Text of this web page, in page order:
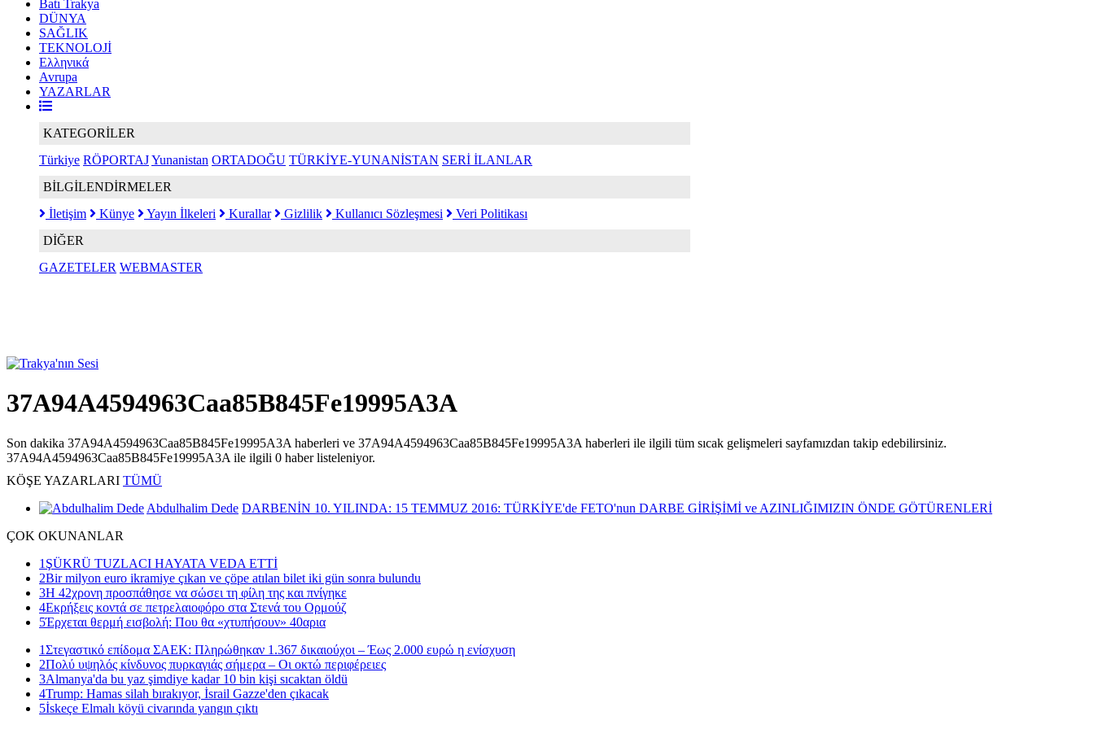
Batı Trakya
DÜNYA
SAĞLIK
TEKNOLOJİ
Ελληνικά
Avrupa
YAZARLAR
KATEGORİLER
Türkiye RÖPORTAJYunanistan ORTADOĞU TÜRKİYE-YUNANİSTAN SERİ İLANLAR
BİLGİLENDİRMELER
İletişim
Künye Yayın İlkeleri Kurallar Gizlilik Kullanıcı Sözleşmesi
Veri Politikası
DİĞER
GAZETELER WEBMASTER
37A94A4594963Caa85B845Fe19995A3A
Son dakika 37A94A4594963Caa85B845Fe19995A3A haberleri ve 37A94A4594963Caa85B845Fe19995A3A haberleri ile ilgili tüm sıcak gelişmeleri sayfamızdan takip edebilirsiniz.
37A94A4594963Caa85B845Fe19995A3A ile ilgili 0 haber listeleniyor.
KÖŞE YAZARLARI TÜMÜ
Abdulhalim Dede DARBENİN 10. YILINDA: 15 TEMMUZ 2016: TÜRKİYE'de FETO'nun DARBE GİRİŞİMİ ve AZINLIĞIMIZIN ÖNDE GÖTÜRENLERİ
ÇOK OKUNANLAR
1 ŞÜKRÜ TUZLACI HAYATA VEDA ETTİ
2Bir milyon euro ikramiye çıkan ve çöpe atılan bilet iki gün sonra bulundu
3Η 42χρονη προσπάθησε να σώσει τη φίλη της και πνίγηκε
4Εκρήξεις κοντά σε πετρελαιοφόρο στα Στενά του Ορμούζ
5Έρχεται θερμή εισβολή: Που θα «χτυπήσουν» 40αρια
1Στεγαστικό επίδομα ΣΑΕΚ: Πληρώθηκαν 1.367 δικαιούχοι – Έως 2.000 ευρώ η ενίσχυση
2Πολύ υψηλός κίνδυνος πυρκαγιάς σήμερα – Οι οκτώ περιφέρειες
3Almanya'da bu yaz şimdiye kadar 10 bin kişi sıcaktan öldü
4Trump: Hamas silah bırakıyor, İsrail Gazze'den çıkacak
5İskeçe Elmalı köyü civarında yangın çıktı